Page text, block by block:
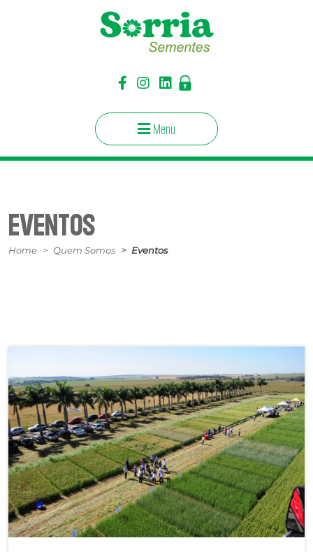
Menu
EVENTOS
Home Quem Somos Eventos